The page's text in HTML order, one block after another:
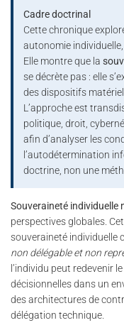
Cadre doctrinal
Cette chronique
autonomie
Elle montre que la
se décrète pas : elle
des dispositifs
L’approche est
politique, droit,
afin d’analyser les
l’autodétermination
doctrine, non une
Souveraineté individuelle
perspectives globales.
souveraineté individuelle
non délégable et non
l’individu peut redevenir
décisionnelles dans un
des architectures de
délégation technique.